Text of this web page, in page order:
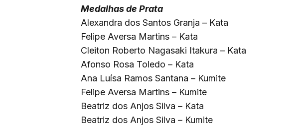
Medalhas de Prata
Alexandra dos Santos Granja – Kata
Felipe Aversa Martins – Kata
Cleiton Roberto Nagasaki Itakura – Kata
Afonso Rosa Toledo – Kata
Ana Luísa Ramos Santana – Kumite
Felipe Aversa Martins – Kumite
Beatriz dos Anjos Silva – Kata
Beatriz dos Anjos Silva – Kumite